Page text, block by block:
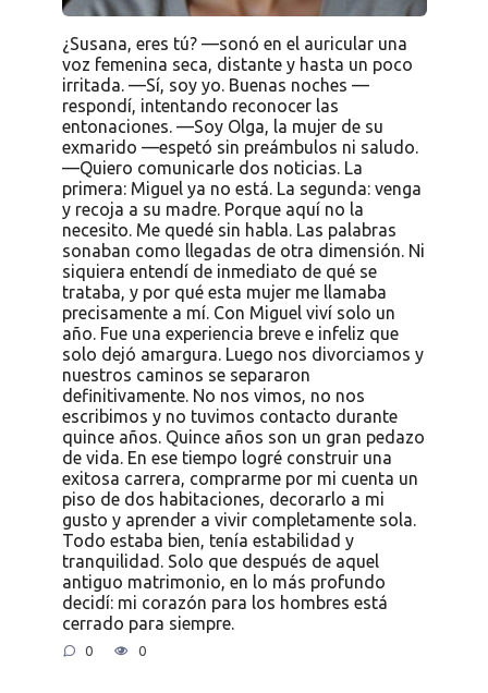
¿Susana, eres tú? —sonó en el auricular una
voz femenina seca, distante y hasta un poco
irritada. —Sí, soy yo. Buenas noches —
respondí, intentando reconocer las
entonaciones. —Soy Olga, la mujer de su
exmarido —espetó sin preámbulos ni saludo.
—Quiero comunicarle dos noticias. La
primera: Miguel ya no está. La segunda: venga
y recoja a su madre. Porque aquí no la
necesito. Me quedé sin habla. Las palabras
sonaban como llegadas de otra dimensión. Ni
siquiera entendí de inmediato de qué se
trataba, y por qué esta mujer me llamaba
precisamente a mí. Con Miguel viví solo un
año. Fue una experiencia breve e infeliz que
solo dejó amargura. Luego nos divorciamos y
nuestros caminos se separaron
definitivamente. No nos vimos, no nos
escribimos y no tuvimos contacto durante
quince años. Quince años son un gran pedazo
de vida. En ese tiempo logré construir una
exitosa carrera, comprarme por mi cuenta un
piso de dos habitaciones, decorarlo a mi
gusto y aprender a vivir completamente sola.
Todo estaba bien, tenía estabilidad y
tranquilidad. Solo que después de aquel
antiguo matrimonio, en lo más profundo
decidí: mi corazón para los hombres está
cerrado para siempre.
0 0